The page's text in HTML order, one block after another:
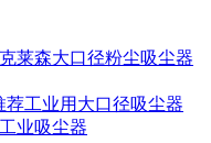
莱森大口径粉尘吸尘器
荐工业用大口径吸尘器
业吸尘器